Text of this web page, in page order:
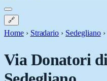
🔗
Home › Stradario › Sedegliano ›
Via Donatori